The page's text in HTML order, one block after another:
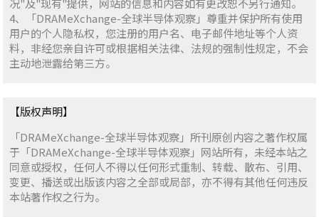
4、「DRAMeXchange-全球半导体观察」尊重并保护所有使用
用户的个人隐私权，您注册的用户名、电子邮件地址等个人资
料，非经您亲自许可或根据相关法律、法规的强制性规定，不会
主动地泄露给第三方。
【版权声明】
「DRAMeXchange-全球半导体观察」所刊原创内容之著作权属
于「DRAMeXchange-全球半导体观察」网站所有，未经本站之
同意或授权，任何人不得以任何形式重制、转载、散布、引用、
变更、播送或出版该内容之全部或局部，亦不得有其他任何违反
本站著作权之行为。